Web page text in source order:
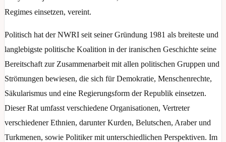
Regimes einsetzen, vereint.
Politisch hat der NWRI seit seiner Gründung 1981 als breiteste und
langlebigste politische Koalition in der iranischen Geschichte seine
Bereitschaft zur Zusammenarbeit mit allen politischen Gruppen und
Strömungen bewiesen, die sich für Demokratie, Menschenrechte,
Säkularismus und eine Regierungsform der Republik einsetzen.
Dieser Rat umfasst verschiedene Organisationen, Vertreter
verschiedener Ethnien, darunter Kurden, Belutschen, Araber und
Turkmenen, sowie Politiker mit unterschiedlichen Perspektiven. Im